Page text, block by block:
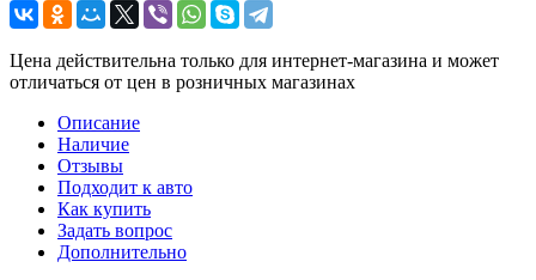
Цена действительна только для интернет-магазина и может
отличаться от цен в розничных магазинах
Описание
Наличие
Отзывы
Подходит к авто
Как купить
Задать вопрос
Дополнительно